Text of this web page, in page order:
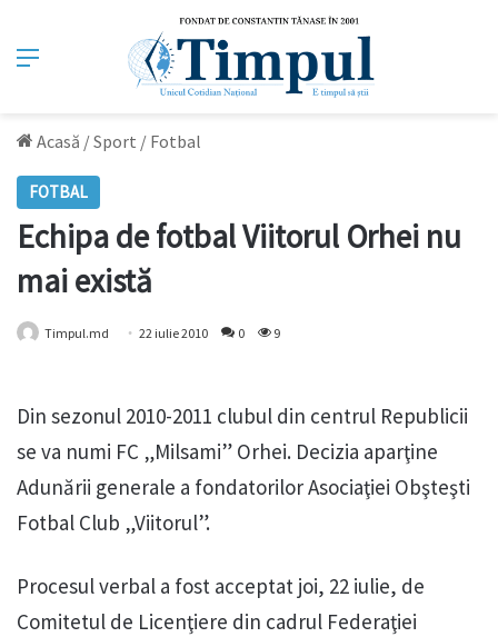
Meniu
Acasă /Sport / Fotbal
FOTBAL
Echipa de fotbal Viitorul Orhei nu
mai există
Timpul.md 22 iulie 2010 0 9
Din sezonul 2010-2011 clubul din centrul Republicii
se va numi FC „Milsami” Orhei. Decizia aparţine
Adunării generale a fondatorilor Asociaţiei Obşteşti
Fotbal Club „Viitorul”.
Procesul verbal a fost acceptat joi, 22 iulie, de
Comitetul de Licenţiere din cadrul Federaţiei